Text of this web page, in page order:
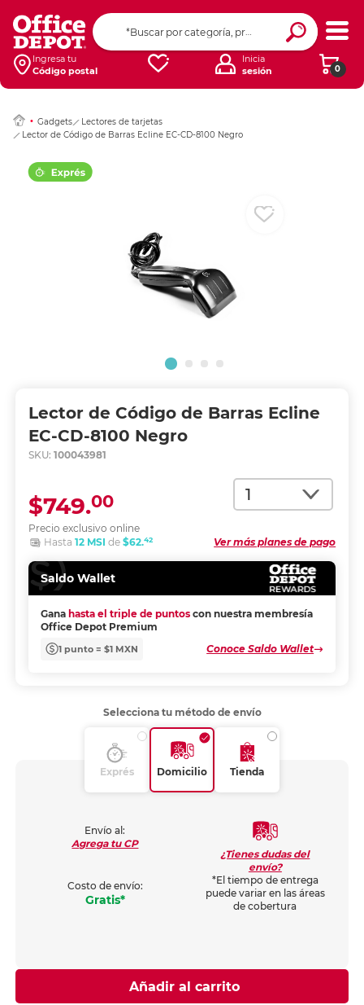
Ingresa tu
Código postal
0
Inicia
sesión
Gadgets
Lectores de tarjetas
Lector de Código de Barras Ecline EC-CD-8100 Negro
Lector de Código de Barras Ecline
EC-CD-8100 Negro
SKU: 100043981
Cantidad
Precio exclusivo online
$749.00
Ver más planes de pago
Hasta 12 MSI de $62.42
Saldo Wallet
Gana hasta el triple de puntos con nuestra membresía
Office Depot Premium
1 punto = $1 MXN Conoce Saldo Wallet
Ingresar Codigo
Selecciona tu método de envío
Exprés Domicilio Tienda
Envío al:
Agrega tu CP
Costo de envío:
Gratis*
¿Tienes dudas del
envío?
*El tiempo de entrega
puede variar en las áreas
de cobertura
Añadir al carrito